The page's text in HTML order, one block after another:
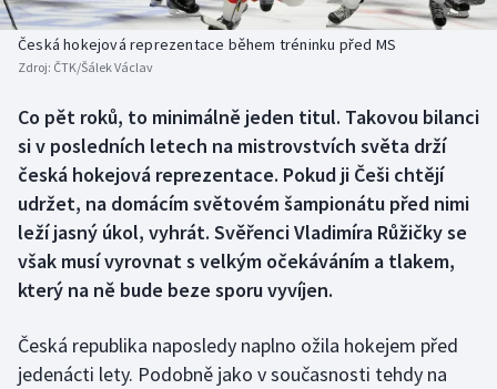
Biatlon
Box
Curling
Dostihy
Florbal
Futsal
Aplikace ČT sport
Česká hokejová reprezentace během tréninku před MS
Zdroj: ČTK/Šálek Václav
Co pět roků, to minimálně jeden titul. Takovou bilanci
si v posledních letech na mistrovstvích světa drží
česká hokejová reprezentace. Pokud ji Češi chtějí
udržet, na domácím světovém šampionátu před nimi
leží jasný úkol, vyhrát. Svěřenci Vladimíra Růžičky se
však musí vyrovnat s velkým očekáváním a tlakem,
který na ně bude beze sporu vyvíjen.
Česká republika naposledy naplno ožila hokejem před
jedenácti lety. Podobně jako v současnosti tehdy na